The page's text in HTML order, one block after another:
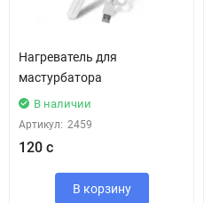
Нагреватель для
мастурбатора
В наличии
Артикул: 2459
120 с
В корзину